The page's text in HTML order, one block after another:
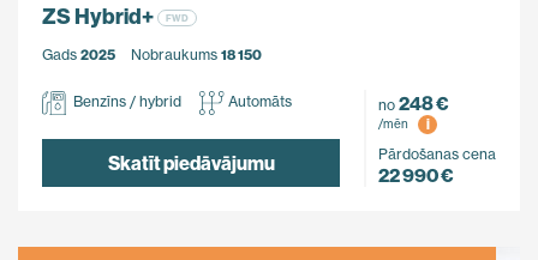
ZS Hybrid+
FWD
Gads 2025 Nobraukums 18 150
Benzīns / hybrid Automāts
Skatīt piedāvājumu
no 248 €
/mēn
i
Pārdošanas cena
22 990 €